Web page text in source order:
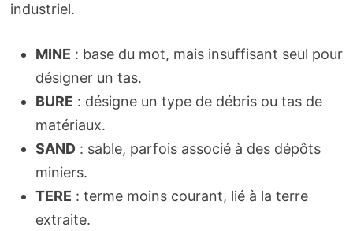
industriel.
MINE : base du mot, mais insuffisant seul pour
désigner un tas.
BURE : désigne un type de débris ou tas de
matériaux.
SAND: sable, parfois associé à des dépôts
miniers.
TERE : terme moins courant, lié à la terre
extraite.